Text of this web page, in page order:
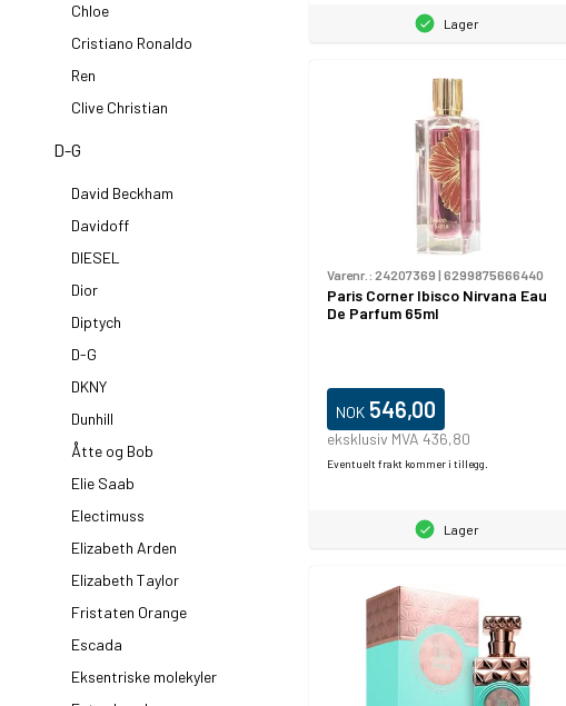
Chloe
Cristiano Ronaldo
Ren
Clive Christian
D-G
David Beckham
Davidoff
DIESEL
Dior
Diptych
D-G
DKNY
Dunhill
Åtte og Bob
Elie Saab
Electimuss
Elizabeth Arden
Elizabeth Taylor
Fristaten Orange
Escada
Eksentriske molekyler
Lager
Varenr.: 24207369 | 6299875666440
Paris Corner Ibisco Nirvana Eau
De Parfum 65ml
NOK 546,00
eksklusiv MVA 436,80
Eventuelt frakt kommer i tillegg.
Lager